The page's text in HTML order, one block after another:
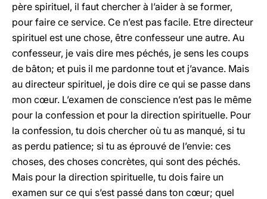
père spirituel, il faut chercher à l’aider à se former,
pour faire ce service. Ce n’est pas facile. Etre directeur
spirituel est une chose, être confesseur une autre. Au
confesseur, je vais dire mes péchés, je sens les coups
de bâton; et puis il me pardonne tout et j’avance. Mais
au directeur spirituel, je dois dire ce qui se passe dans
mon cœur. L’examen de conscience n’est pas le même
pour la confession et pour la direction spirituelle. Pour
la confession, tu dois chercher où tu as manqué, si tu
as perdu patience; si tu as éprouvé de l’envie: ces
choses, des choses concrètes, qui sont des péchés.
Mais pour la direction spirituelle, tu dois faire un
examen sur ce qui s’est passé dans ton cœur; quel